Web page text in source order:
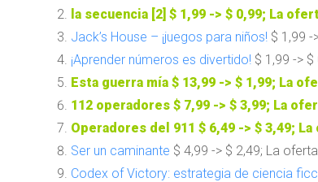
la secuencia [2] $ 1,99 -> $ 0,99; La
Jack’s House – ¡juegos para niños! $ 1,99 -
¡Aprender números es divertido! $ 1,99 ->
Esta guerra mía $ 13,99 -> $ 1,99; La
112 operadores $ 7,99 -> $ 3,99; La
Operadores del 911 $ 6,49 -> $ 3,49;
Ser un caminante $ 4,99 -> $ 2,49; La
Codex of Victory: estrategia de ciencia